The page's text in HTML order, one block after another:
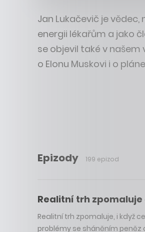
Jan Lukačevič je
energii lékařům a jako
se objevil také v našem
o Elonu Muskovi i o
Epizody 199 epizod
Realitní trh
Realitní trh zpomaluje, i když
problémy se sháněním peněz